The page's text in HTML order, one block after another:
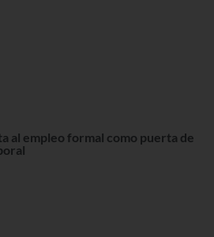
al empleo formal como puerta de